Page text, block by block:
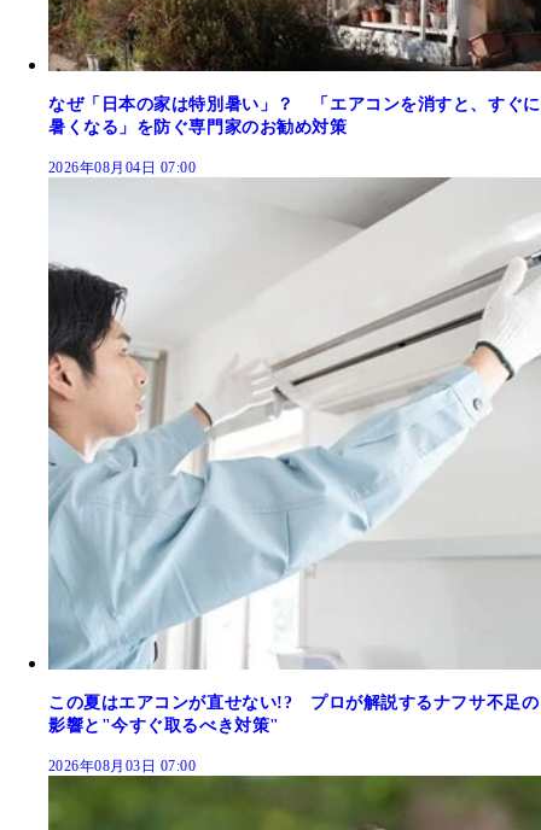
なぜ「日本の家は特別暑い」？ 「エアコンを消すと、すぐに
暑くなる」を防ぐ専門家のお勧め対策
2026年08月04日 07:00
この夏はエアコンが直せない!? プロが解説するナフサ不足の
影響と"今すぐ取るべき対策"
2026年08月03日 07:00